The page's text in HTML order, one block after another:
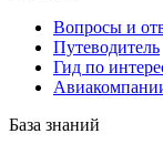
Вопросы и
Путеводитель
Гид по
База знаний